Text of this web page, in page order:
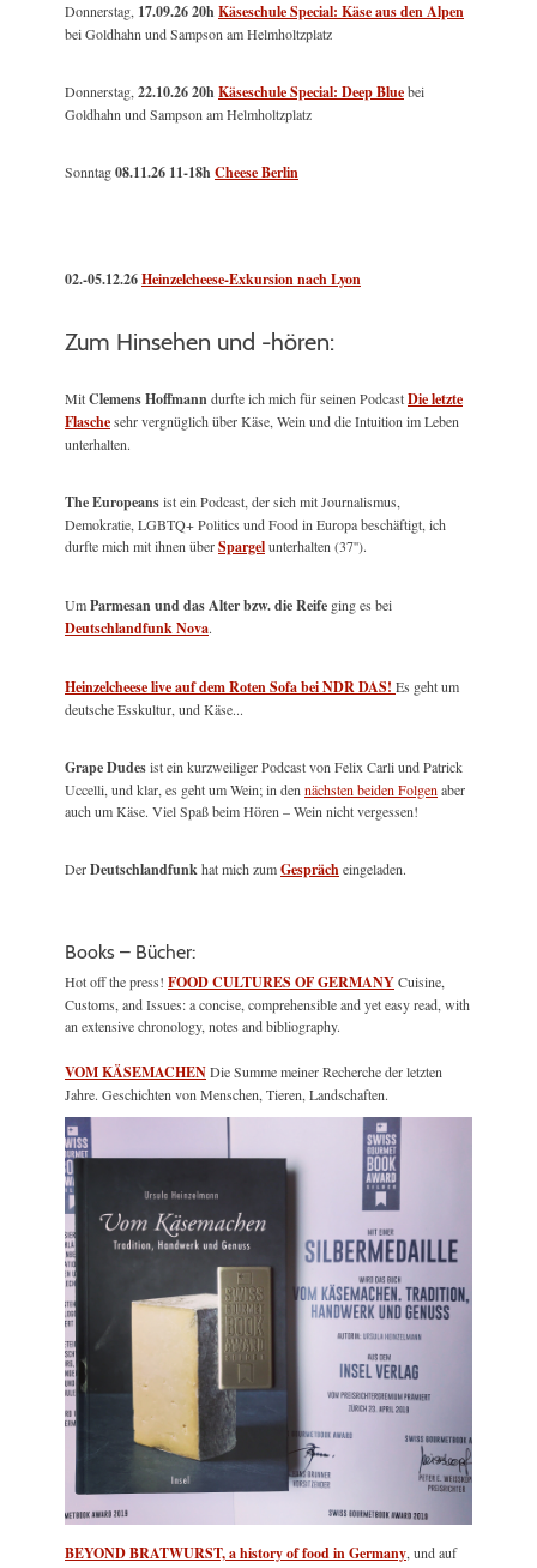
Donnerstag, 17.09.26 20hKäseschule Special: Käse aus den Alpen
bei Goldhahn und Sampson am Helmholtzplatz
Donnerstag, 22.10.26 20hKäseschule Special: Deep Bluebei
Goldhahn und Sampson am Helmholtzplatz
Sonntag08.11.26 11-18hCheese Berlin
02.-05.12.26Heinzelcheese-Exkursion nach Lyon
Zum Hinsehen und -hören:
MitClemens Hoffmanndurfte ich mich für seinen PodcastDie letzte
Flaschesehr vergnüglich über Käse, Wein und die Intuition im Leben
unterhalten.
The Europeansist ein Podcast, der sich mit Journalismus,
Demokratie, LGBTQ+ Politics und Food in Europa beschäftigt, ich
durfte mich mit ihnen überSpargelunterhalten (37'').
UmParmesan und das Alter bzw. die Reife ging es bei
Deutschlandfunk Nova.
Heinzelcheese live auf dem Roten Sofa bei NDR DAS! Es geht um
deutsche Esskultur, und Käse...
Grape Dudesist ein kurzweiliger Podcast von Felix Carli und Patrick
Uccelli, und klar, es geht um Wein; in den nächsten beiden Folgen aber
auch um Käse. Viel Spaß beim Hören – Wein nicht vergessen!
DerDeutschlandfunkhat mich zumGesprächeingeladen.
Books – Bücher:
Hot off the press! FOOD CULTURES OF GERMANYCuisine,
Customs, and Issues: a concise, comprehensible and yet easy read, with
an extensive chronology, notes and bibliography.
VOM KÄSEMACHENDie Summe meiner Recherche der letzten
Jahre. Geschichten von Menschen, Tieren, Landschaften.
BEYOND BRATWURST, a history of food in Germany , und auf